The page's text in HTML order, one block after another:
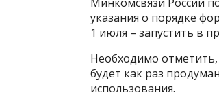
указания о порядке
1 июля – запустить в
Необходимо
будет как раз
использования.